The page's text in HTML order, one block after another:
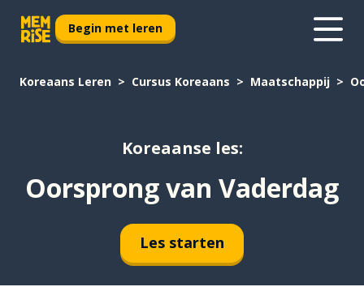
Begin met leren
Koreaans Leren Cursus Koreaans Maatschappij
Koreaanse les:
Oorsprong van Vaderdag
Les starten